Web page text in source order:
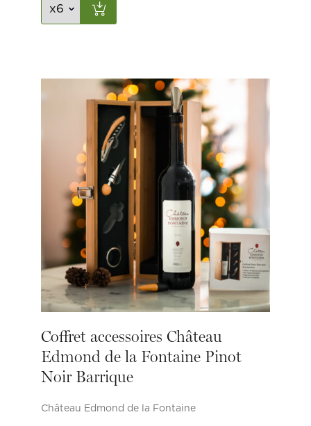
Coffret accessoires Château
Edmond de la Fontaine Pinot
Noir Barrique
Château Edmond de la Fontaine